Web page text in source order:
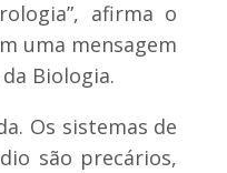
afirma o
uma mensagem
Biologia.
Os sistemas de
são precários,